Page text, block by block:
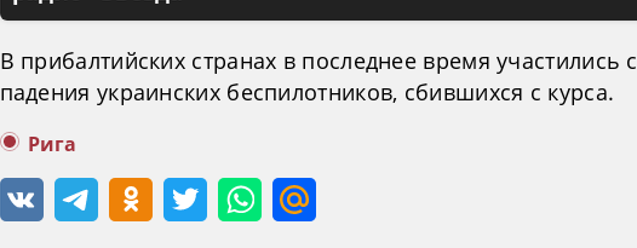
В прибалтийских странах в последнее время участились
падения украинских беспилотников, сбившихся с курса.
Рига